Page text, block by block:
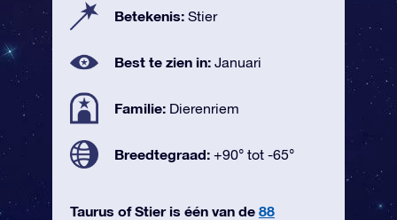
Betekenis: Stier
Best te zien in: Januari
Familie: Dierenriem
Breedtegraad: +90° tot -65°
Taurus of Stier is één van de 88